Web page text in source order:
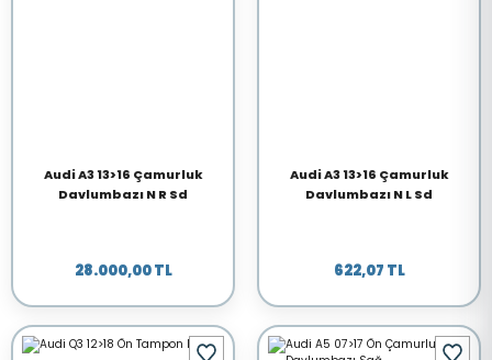
Audi A3 13>16 Çamurluk
Davlumbazı N R Sd
28.000,00 TL
Audi A3 13>16 Çamurluk
Davlumbazı N L Sd
622,07 TL